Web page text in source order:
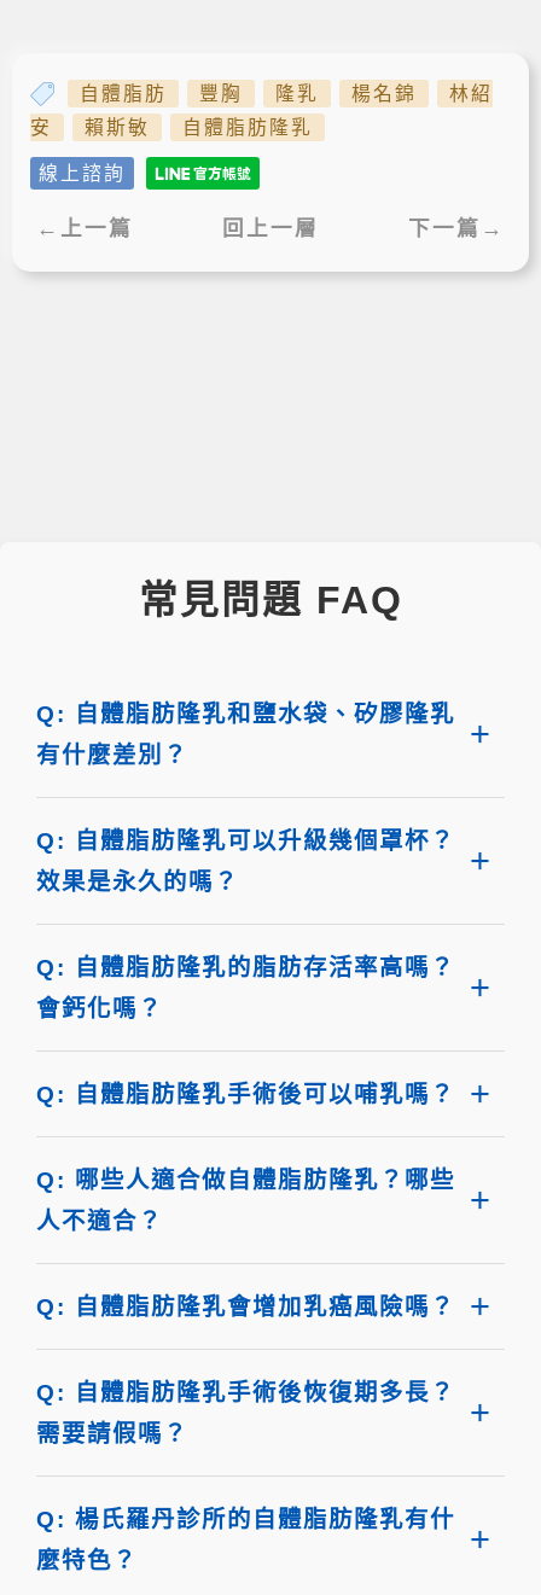
自體脂肪 豐胸 隆乳 楊名錦
林紹
安
賴斯敏 自體脂肪隆乳
線上諮詢
←上一篇 回上一層 下一篇→
常見問題 FAQ
Q: 自體脂肪隆乳和鹽水袋、矽膠隆乳
有什麼差別？
Q: 自體脂肪隆乳可以升級幾個罩杯？
效果是永久的嗎？
Q: 自體脂肪隆乳的脂肪存活率高嗎？
會鈣化嗎？
Q: 自體脂肪隆乳手術後可以哺乳嗎？
Q: 哪些人適合做自體脂肪隆乳？哪些
人不適合？
Q: 自體脂肪隆乳會增加乳癌風險嗎？
Q: 自體脂肪隆乳手術後恢復期多長？
需要請假嗎？
Q: 楊氏羅丹診所的自體脂肪隆乳有什
麼特色？